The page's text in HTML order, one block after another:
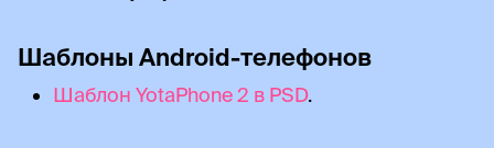
Шаблоны Android-телефонов
Шаблон YotaPhone 2 в PSD.